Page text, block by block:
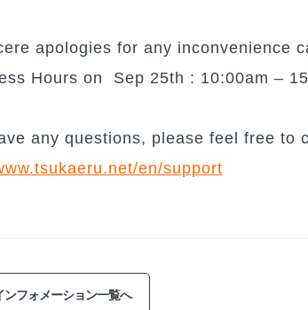
apologies for any inconvenience
Hours on Sep 25th : 10:00am –
any questions, please feel free to
en/support
ンフォメーション一覧へ